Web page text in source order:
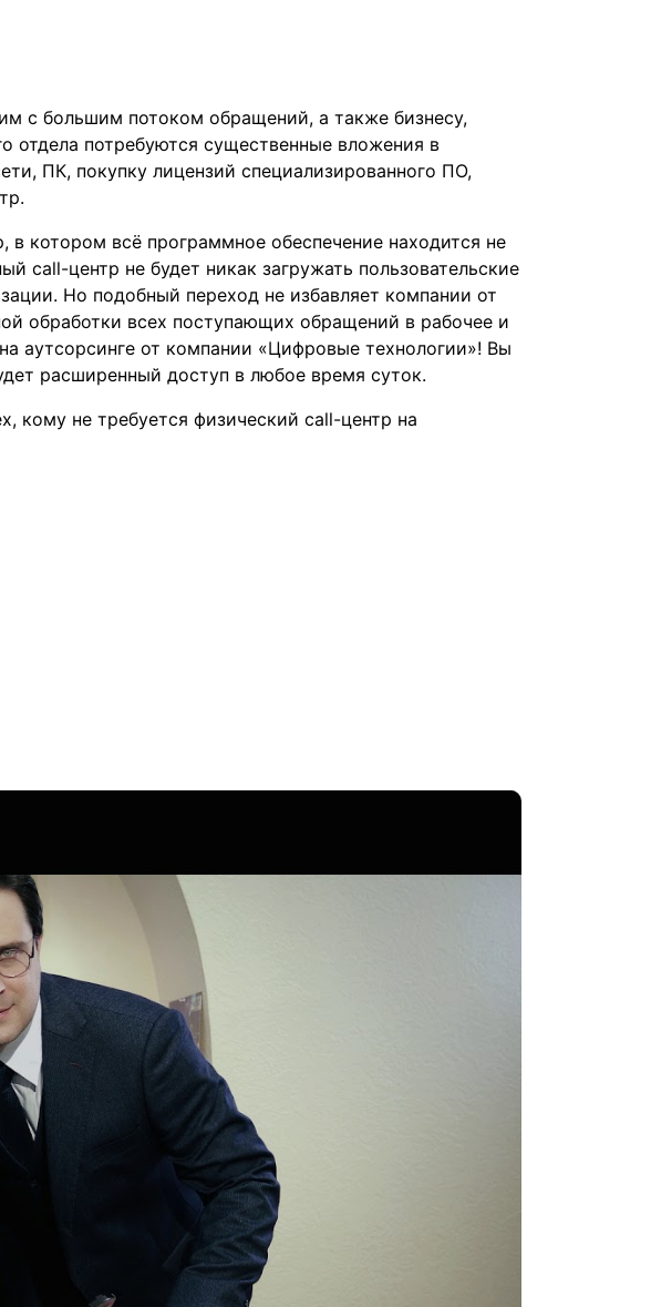
с большим потоком обращений, а также бизнесу,
отдела потребуются существенные вложения в
ПК, покупку лицензий специализированного ПО,
котором всё программное обеспечение находится не
call-центр не будет никак загружать пользовательские
Но подобный переход не избавляет компании от
обработки всех поступающих обращений в рабочее и
аутсорсинге от компании «Цифровые технологии»! Вы
расширенный доступ в любое время суток.
кому не требуется физический call-центр на